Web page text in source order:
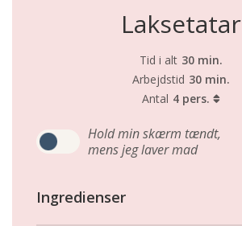
Laksetatar
Tid i alt 30 min.
Arbejdstid 30 min.
Antal 4 pers.
Hold min skærm tændt,
mens jeg laver mad
Ingredienser